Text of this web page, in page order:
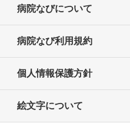
病院なびについて
病院なび利用規約
個人情報保護方針
絵文字について